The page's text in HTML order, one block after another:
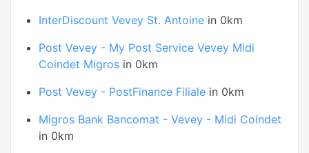
InterDiscount Vevey St. Antoine in 0km
Post Vevey - My Post Service Vevey Midi
Coindet Migros in 0km
Post Vevey - PostFinance Filiale in 0km
Migros Bank Bancomat - Vevey - Midi Coindet
in 0km